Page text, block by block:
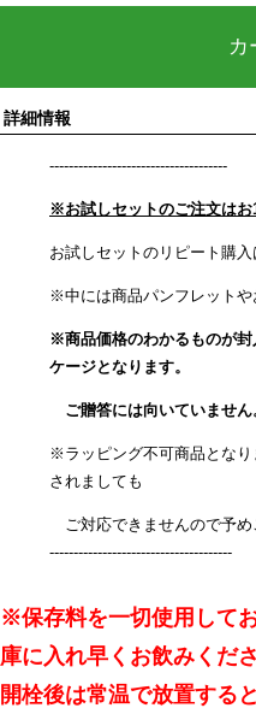
カ
詳細情報
-------------------------------------
※お試しセットのご注文はお
お試しセットのリピート購入
※中には商品パンフレットや
※商品価格のわかるものが
ケージとなります。
ご贈答には向いていません
※ラッピング不可商品とな
されましても
ご対応できませんので予め
--------------------------------------
※保存料を一切使用して
庫に入れ早くお飲みくださ
開栓後は常温で放置する